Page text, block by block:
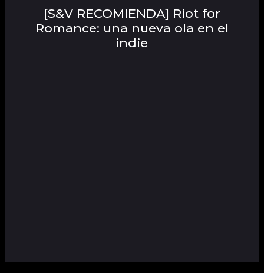
[S&V RECOMIENDA] Riot for
Romance: una nueva ola en el
indie